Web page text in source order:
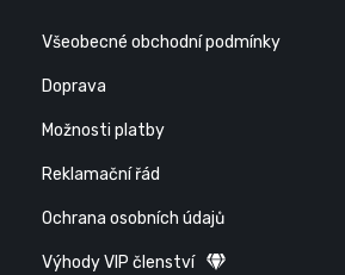
Všeobecné obchodní podmínky
Doprava
Možnosti platby
Reklamační řád
Ochrana osobních údajů
Výhody VIP členství